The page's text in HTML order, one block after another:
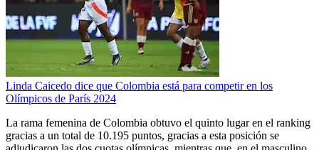
Linda Caicedo dice que Colombia está para competir en los
Olímpicos de París 2024
La rama femenina de Colombia obtuvo el quinto lugar en el ranking
gracias a un total de 10.195 puntos, gracias a esta posición se